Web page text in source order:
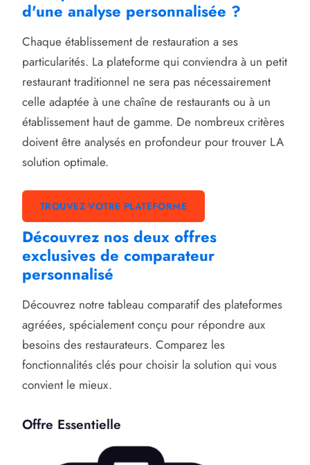
d'une analyse personnalisée ?
Chaque établissement de restauration a ses
particularités. La plateforme qui conviendra à un petit
restaurant traditionnel ne sera pas nécessairement
celle adaptée à une chaîne de restaurants ou à un
établissement haut de gamme. De nombreux critères
doivent être analysés en profondeur pour trouver LA
solution optimale.
TROUVEZ VOTRE PLATEFORME
Découvrez nos deux offres
exclusives de comparateur
personnalisé
Découvrez notre tableau comparatif des plateformes
agréées, spécialement conçu pour répondre aux
besoins des restaurateurs. Comparez les
fonctionnalités clés pour choisir la solution qui vous
convient le mieux.
Offre Essentielle